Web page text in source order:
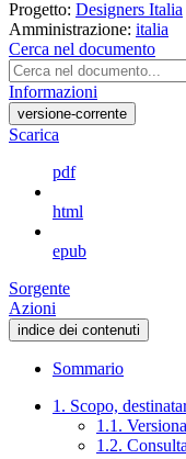
Progetto: Designers Italia
Amministrazione: italia
Cerca nel documento
Informazioni
versione-corrente
Scarica
pdf
html
epub
Sorgente
Azioni
indice dei contenuti
Sommario
1. Scopo,
1.1.
1.2.